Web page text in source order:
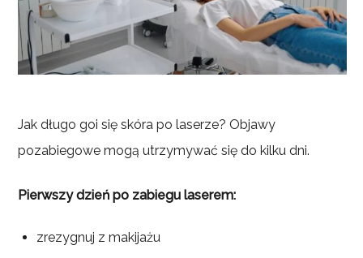
Jak długo goi się skóra po laserze? Objawy
pozabiegowe mogą utrzymywać się do kilku dni.
Pierwszy dzień po zabiegu laserem:
zrezygnuj z makijażu